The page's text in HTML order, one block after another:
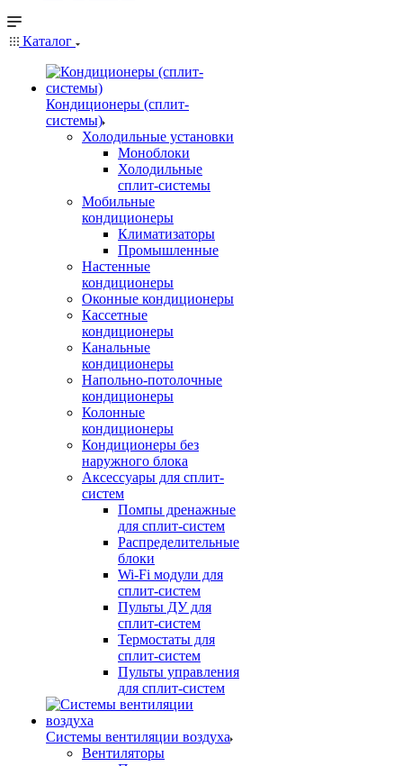
Каталог
Кондиционеры (сплит-
системы)
Холодильные установки
Моноблоки
Холодильные
сплит-системы
Мобильные
кондиционеры
Климатизаторы
Промышленные
Настенные
кондиционеры
Оконные кондиционеры
Кассетные
кондиционеры
Канальные
кондиционеры
Напольно-потолочные
кондиционеры
Колонные
кондиционеры
Кондиционеры без
наружного блока
Аксессуары для сплит-
систем
Помпы дренажные
для сплит-систем
Распределительные
блоки
Wi-Fi модули для
сплит-систем
Пульты ДУ для
сплит-систем
Термостаты для
сплит-систем
Пульты управления
для сплит-систем
Системы вентиляции воздуха
Вентиляторы